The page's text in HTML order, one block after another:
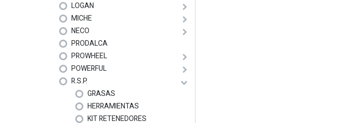
LOGAN
MICHE
NECO
PRODALCA
PROWHEEL
POWERFUL
R.S.P.
GRASAS
HERRAMIENTAS
KIT RETENEDORES